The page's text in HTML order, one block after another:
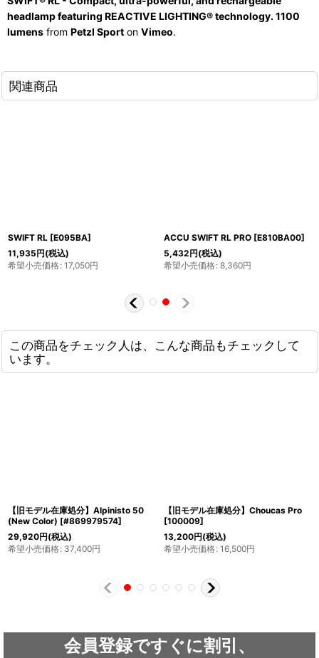
headlamp featuring REACTIVE LIGHTING® technology. 1100
lumens from Petzl Sport on Vimeo.
関連商品
SWIFT RL [E095BA]
11,935円(税込)
希望小売価格: 17,050円
ACCU SWIFT RL PRO [E810BA00]
5,432円(税込)
希望小売価格: 8,360円
この商品をチェック人は、こんな商品もチェックして
います。
【旧モデル在庫処分】Alpinisto 50
(New Color) [#869979574]
29,920円(税込)
希望小売価格: 37,400円
【旧モデル在庫処分】Choucas Pro
[100009]
13,200円(税込)
希望小売価格: 16,500円
会員登録ですぐに割引、